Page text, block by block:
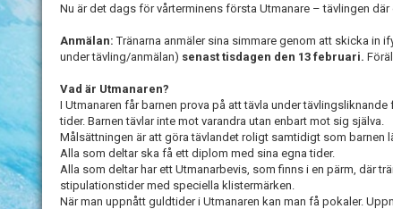
Nu är det dags för vårterminens första Utmanare – tävlingen
Anmälan: Tränarna anmäler sina simmare genom att skicka in
under tävling/anmälan) senast tisdagen den 13 februari.
Vad är Utmanaren?
I Utmanaren får barnen prova på att tävla under
tider. Barnen tävlar inte mot varandra utan enbart mot sig själva.
Målsättningen är att göra tävlandet roligt samtidigt som barnen
Alla som deltar ska få ett diplom med sina egna tider.
Alla som deltar har ett Utmanarbevis, som finns i en pärm, där
stipulationstider med speciella klistermärken.
När man uppnått guldtider i Utmanaren kan man få pokaler.